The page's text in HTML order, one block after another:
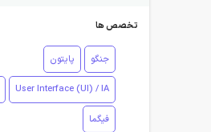
تخصص ها
جنگو پایتون
User Interface (UI) / IA
فیگما